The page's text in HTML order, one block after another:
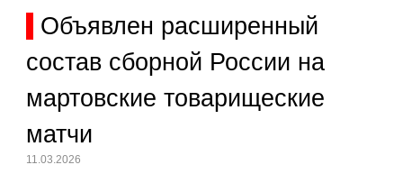
Объявлен расширенный
состав сборной России на
мартовские товарищеские
матчи
11.03.2026